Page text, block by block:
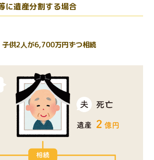
に遺産分割する場合
供2人が6,700万円ずつ相続